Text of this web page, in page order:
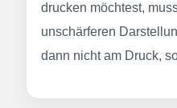
drucken möchtest,
unschärferen
dann nicht am Druck,